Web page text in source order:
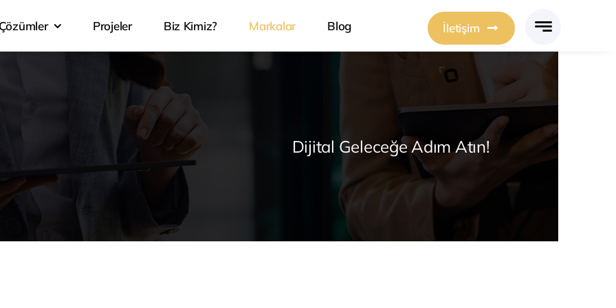
Çözümler Projeler Biz Kimiz? Markalar Blog İletişim
Dijital Geleceğe Adım Atın!